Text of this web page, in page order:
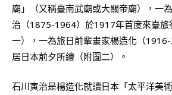
廟」（又稱臺南武廟或大關帝廟），一
治（1875-1964）於1917年首度來臺旅
一），一為旅日前輩畫家楊造化（
居日本前夕所繪（附圖二）。
石川寅治是楊造化就讀日本「太平洋美